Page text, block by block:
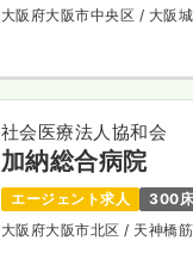
大阪府大阪市中央区 / 大阪
社会医療法人協和会
加納総合病院
エージェント求人 300床
大阪府大阪市北区/ 天神橋